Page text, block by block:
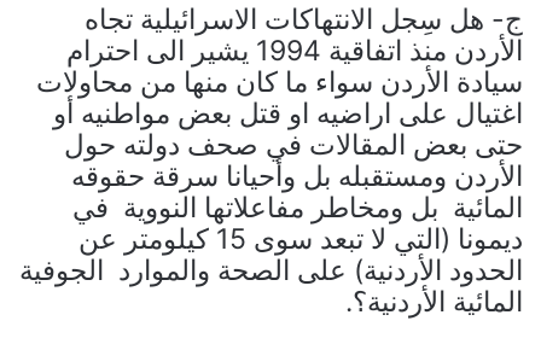
ج‌- هل سِجل الانتهاكات الاسرائيلية تجاه
الأردن منذ اتفاقية 1994 يشير الى احترام
سيادة الأردن سواء ما كان منها من محاولات
اغتيال على اراضيه او قتل بعض مواطنيه أو
حتى بعض المقالات في صحف دولته حول
الأردن ومستقبله بل وأحيانا سرقة حقوقه
المائية بل ومخاطر مفاعلاتها النووية في
ديمونا (التي لا تبعد سوى 15 كيلومتر عن
الحدود الأردنية) على الصحة والموارد الجوفية
المائية الأردنية؟.